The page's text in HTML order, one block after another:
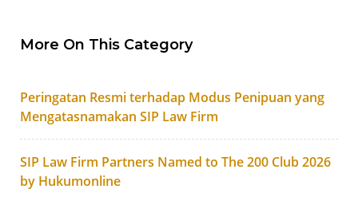
More On This Category
Peringatan Resmi terhadap Modus Penipuan yang
Mengatasnamakan SIP Law Firm
SIP Law Firm Partners Named to The 200 Club 2026
by Hukumonline